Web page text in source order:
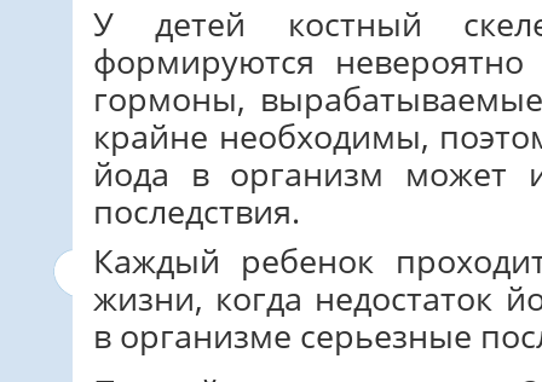
У детей костный
формируются невероятно
гормоны,
крайне необходимы,
йода в организм может
последствия.
Каждый ребенок
жизни, когда недостаток
в организме серьезные